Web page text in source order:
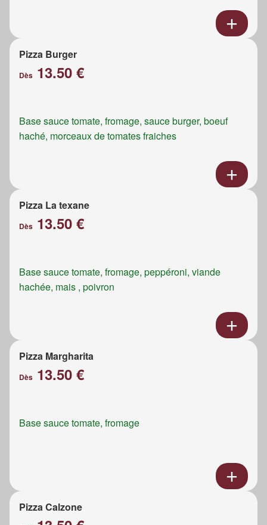
Pizza Burger
Dès 13.50 €
Base sauce tomate, fromage, sauce burger, boeuf
haché, morceaux de tomates fraiches
Pizza La texane
Dès 13.50 €
Base sauce tomate, fromage, peppéroni, viande
hachée, mais , poivron
Pizza Margharita
Dès 13.50 €
Base sauce tomate, fromage
Pizza Calzone